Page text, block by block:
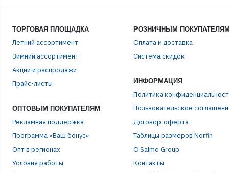
ТОРГОВАЯ ПЛОЩАДКА
Летний ассортимент
Зимний ассортимент
Акции и распродажи
Прайс-листы
ОПТОВЫМ ПОКУПАТЕЛЯМ
Рекламная поддержка
Программа «Ваш бонус»
Опт в регионах
Условия работы
РОЗНИЧНЫМ
Оплата и доставка
Система скидок
ИНФОРМАЦИЯ
Политика
Пользовательское
Договор-оферта
Таблицы размеров Norfin
О Salmo Group
Контакты